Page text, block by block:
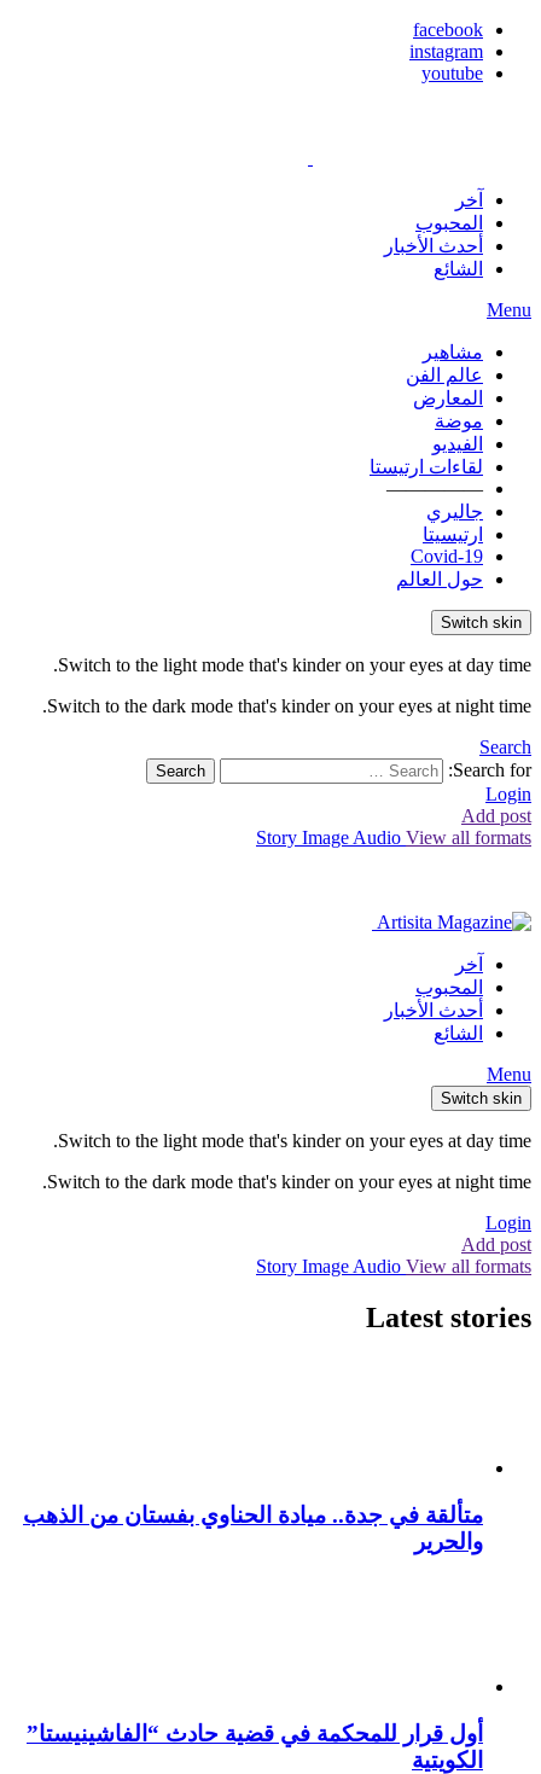
facebook
instagram
youtube
آخر
المحبوب
أحدث الأخبار
الشائع
Menu
مشاهير
عالم الفن
المعارض
موضة
الفيديو
لقاءات ارتيستا
—————
جاليري
ارتيسيتا
Covid-19
حول العالم
Switch skin
Switch to the light mode that's kinder on your eyes at day time.
Switch to the dark mode that's kinder on your eyes at night time.
Search
Search for:
Search
Login
Add post
Story Image Audio View all formats
آخر
المحبوب
أحدث الأخبار
الشائع
Menu
Switch skin
Switch to the light mode that's kinder on your eyes at day time.
Switch to the dark mode that's kinder on your eyes at night time.
Login
Add post
Story Image Audio View all formats
Latest stories
متألقة في جدة.. ميادة الحناوي بفستان من الذهب
والحرير
أول قرار للمحكمة في قضية حادث “الفاشينيستا”
الكويتية